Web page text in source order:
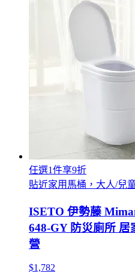
任選1件享9折
貼近家用馬桶，大人/兒
ISETO 伊勢藤
648-GY 防災廁所
營
$1,782